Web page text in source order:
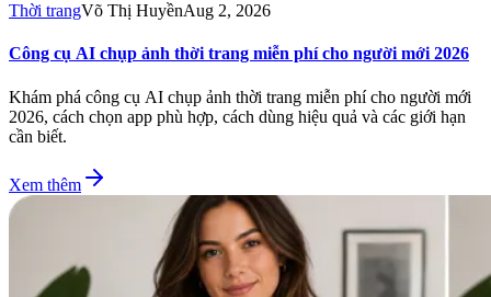
Thời trangVõ Thị HuyềnAug 2, 2026
Công cụ AI chụp ảnh thời trang miễn phí cho người mới 2026
Khám phá công cụ AI chụp ảnh thời trang miễn phí cho người mới
2026, cách chọn app phù hợp, cách dùng hiệu quả và các giới hạn
cần biết.
Xem thêm